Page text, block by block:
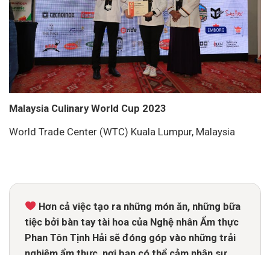
Malaysia Culinary World Cup 2023
World Trade Center (WTC) Kuala Lumpur, Malaysia
Hơn cả việc tạo ra những món ăn, những bữa
tiệc bởi bàn tay tài hoa của Nghệ nhân Ẩm thực
Phan Tôn Tịnh Hải sẽ đóng góp vào những trải